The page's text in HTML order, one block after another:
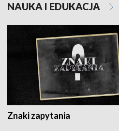
NAUKA I EDUKACJA
Znaki zapytania